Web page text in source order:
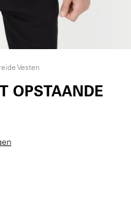
Vesten
OPSTAANDE